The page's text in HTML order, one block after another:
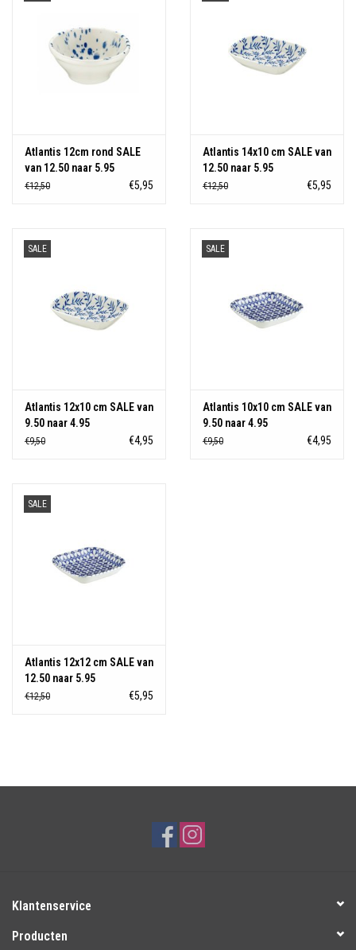
Atlantis 12cm rond SALE
van 12.50 naar 5.95
€12,50 €5,95
Atlantis 14x10 cm SALE van
12.50 naar 5.95
€12,50 €5,95
SALE
Atlantis 12x10 cm SALE van
9.50 naar 4.95
€9,50 €4,95
SALE
Atlantis 10x10 cm SALE van
9.50 naar 4.95
€9,50 €4,95
SALE
Atlantis 12x12 cm SALE van
12.50 naar 5.95
€12,50 €5,95
Klantenservice
Producten